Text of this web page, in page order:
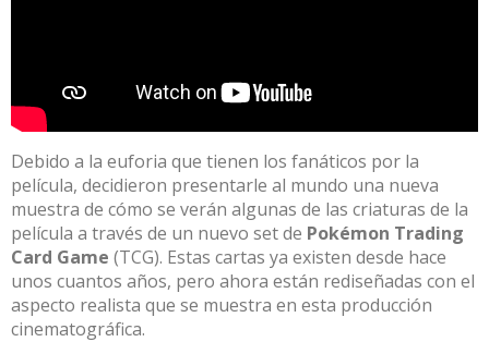
Debido a la euforia que tienen los fanáticos por la
película, decidieron presentarle al mundo una nueva
muestra de cómo se verán algunas de las criaturas de la
película a través de un nuevo set de Pokémon Trading
Card Game (TCG). Estas cartas ya existen desde hace
unos cuantos años, pero ahora están rediseñadas con el
aspecto realista que se muestra en esta producción
cinematográfica.